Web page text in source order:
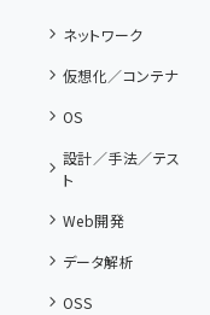
ネットワーク
仮想化／コンテナ
OS
設計／手法／テス
ト
Web開発
データ解析
OSS